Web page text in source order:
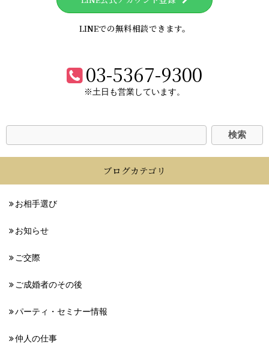
LINEでの無料相談できます。
03-5367-9300
※土日も営業しています。
ブログカテゴリ
お相手選び
お知らせ
ご交際
ご成婚者のその後
パーティ・セミナー情報
仲人の仕事